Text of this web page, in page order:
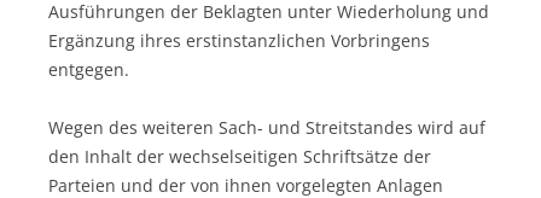
Ausführungen der Beklagten unter Wiederholung und
Ergänzung ihres erstinstanzlichen Vorbringens
entgegen.
Wegen des weiteren Sach- und Streitstandes wird auf
den Inhalt der wechselseitigen Schriftsätze der
Parteien und der von ihnen vorgelegten Anlagen